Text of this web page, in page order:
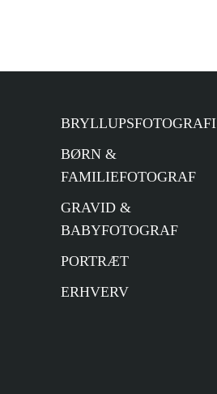
BRYLLUPSFOTOGRAFI
BØRN &
FAMILIEFOTOGRAF
GRAVID &
BABYFOTOGRAF
PORTRÆT
ERHVERV